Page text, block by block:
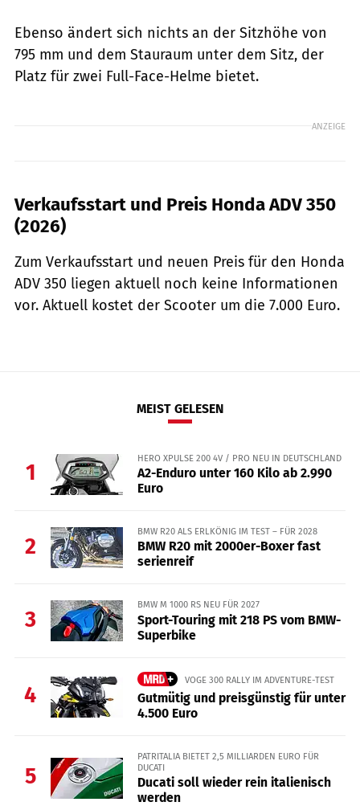
Ebenso ändert sich nichts an der Sitzhöhe von
795 mm und dem Stauraum unter dem Sitz, der
Platz für zwei Full-Face-Helme bietet.
ANZEIGE
Verkaufsstart und Preis Honda ADV 350
(2026)
Zum Verkaufsstart und neuen Preis für den Honda
ADV 350 liegen aktuell noch keine Informationen
vor. Aktuell kostet der Scooter um die 7.000 Euro.
MEIST GELESEN
1
HERO XPULSE 200 4V / PRO NEU IN DEUTSCHLAND
A2-Enduro unter 160 Kilo ab 2.990
Euro
2
BMW R20 ALS ERLKÖNIG IM TEST – FÜR 2028
BMW R20 mit 2000er-Boxer fast
serienreif
3
BMW M 1000 RS NEU FÜR 2027
Sport-Touring mit 218 PS vom BMW-
Superbike
4
VOGE 300 RALLY IM ADVENTURE-TEST
Gutmütig und preisgünstig für unter
4.500 Euro
5
PATRITALIA BIETET 2,5 MILLIARDEN EURO FÜR
DUCATI
Ducati soll wieder rein italienisch
werden